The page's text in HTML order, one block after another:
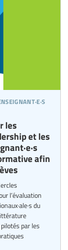
les
et les
afin
l’évaluation
du
par les